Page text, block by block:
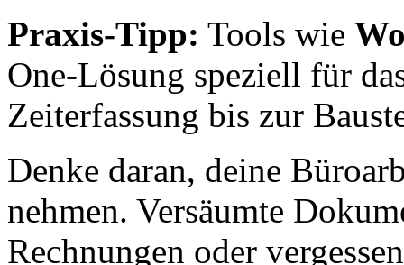
Praxis-Tipp: Tools wie
One-Lösung speziell für
Zeiterfassung bis zur
Denke daran, deine
nehmen. Versäumte
Rechnungen oder